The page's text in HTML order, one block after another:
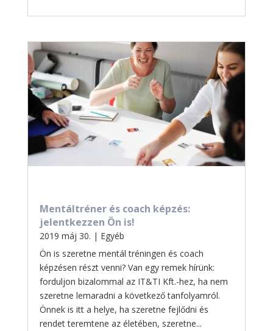
Mentáltréner és coach képzés:
jelentkezzen Ön is!
2019 máj 30. | Egyéb
Ön is szeretne mentál tréningen és coach
képzésen részt venni? Van egy remek hírünk:
forduljon bizalommal az IT&TI Kft.-hez, ha nem
szeretne lemaradni a következő tanfolyamról.
Önnek is itt a helye, ha szeretne fejlődni és
rendet teremtene az életében, szeretne...